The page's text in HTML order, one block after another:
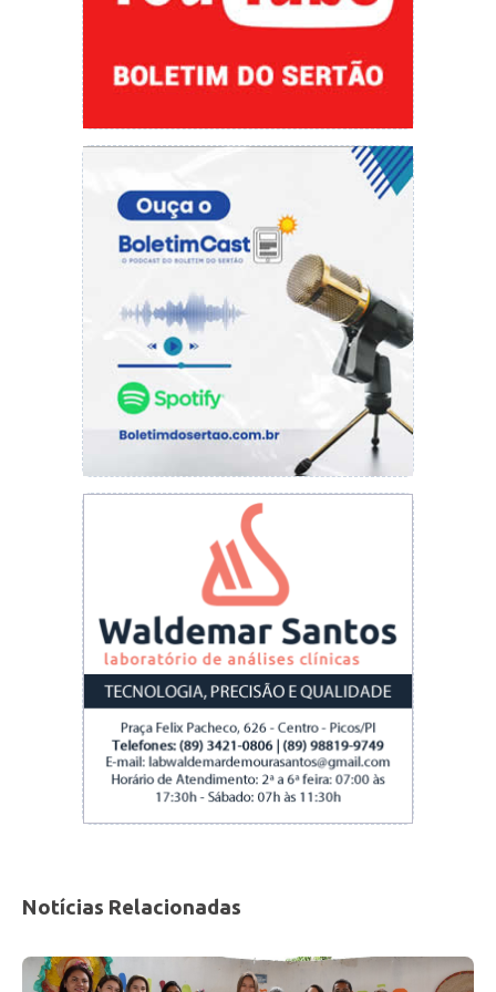
familiar durante o processo de recuperação. O
público presente contou com alunos e
professores da escola, profissionais do CAPS II
e CAPS AD II, além de usuários dos serviços dos
órgãos presentes.
17/05/2024– Os profissionais do CAPS II,
levaram usuários dos serviços para fazerem um
passeio na Água Mineral Manaíra, na cidade de
Dom Expedito Lopes. Essa iniciativa, visou
promover a integração dos usuários na
sociedade, combatendo o isolamento social.
As ações realizadas durante a Semana da Saúde
Mental foram fundamentais para promover a
participação ativa de diferentes setores da
social na construção de uma sociedade mais
Notícias Relacionadas